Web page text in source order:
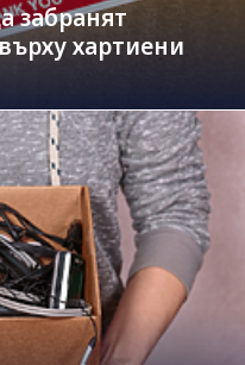
забранят
хартиени